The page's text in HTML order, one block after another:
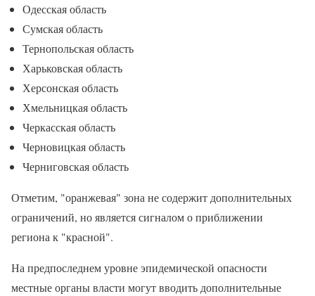
Одесская область
Сумская область
Тернопольская область
Харьковская область
Херсонская область
Хмельницкая область
Черкасская область
Черновицкая область
Черниговская область
Отметим, "оранжевая" зона не содержит дополнительных
ограничений, но является сигналом о приближении
региона к "красной".
На предпоследнем уровне эпидемической опасности
местные органы власти могут вводить дополнительные